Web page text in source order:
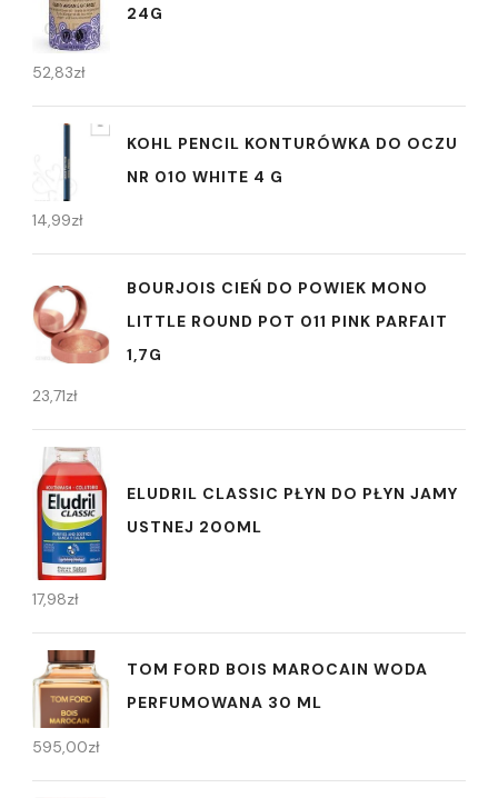
24G
52,83zł
KOHL PENCIL KONTURÓWKA DO OCZU
NR 010 WHITE 4 G
14,99zł
BOURJOIS CIEŃ DO POWIEK MONO
LITTLE ROUND POT 011 PINK PARFAIT
1,7G
23,71zł
ELUDRIL CLASSIC PŁYN DO PŁYN JAMY
USTNEJ 200ML
17,98zł
TOM FORD BOIS MAROCAIN WODA
PERFUMOWANA 30 ML
595,00zł